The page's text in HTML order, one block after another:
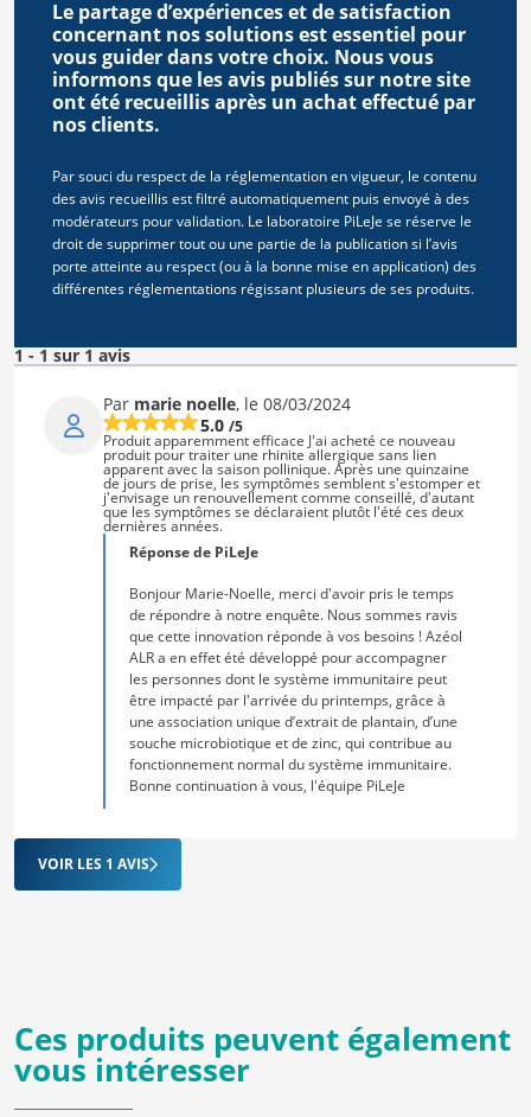
Le partage d’expériences et de satisfaction
concernant nos solutions est essentiel pour
vous guider dans votre choix. Nous vous
informons que les avis publiés sur notre site
ont été recueillis après un achat effectué par
nos clients.
Par souci du respect de la réglementation en vigueur, le contenu
des avis recueillis est filtré automatiquement puis envoyé à des
modérateurs pour validation. Le laboratoire PiLeJe se réserve le
droit de supprimer tout ou une partie de la publication si l’avis
porte atteinte au respect (ou à la bonne mise en application) des
différentes réglementations régissant plusieurs de ses produits.
1 - 1 sur 1 avis
Par marie noelle, le 08/03/2024
5.0 /5
Produit apparemment efficace J'ai acheté ce nouveau
produit pour traiter une rhinite allergique sans lien
apparent avec la saison pollinique. Après une quinzaine
de jours de prise, les symptômes semblent s'estomper et
j'envisage un renouvellement comme conseillé, d'autant
que les symptômes se déclaraient plutôt l'été ces deux
dernières années.
Réponse de PiLeJe
Bonjour Marie-Noelle, merci d'avoir pris le temps
de répondre à notre enquête. Nous sommes ravis
que cette innovation réponde à vos besoins ! Azéol
ALR a en effet été développé pour accompagner
les personnes dont le système immunitaire peut
être impacté par l'arrivée du printemps, grâce à
une association unique d’extrait de plantain, d’une
souche microbiotique et de zinc, qui contribue au
fonctionnement normal du système immunitaire.
Bonne continuation à vous, l'équipe PiLeJe
VOIR LES 1 AVIS
Ces produits peuvent également
vous intéresser